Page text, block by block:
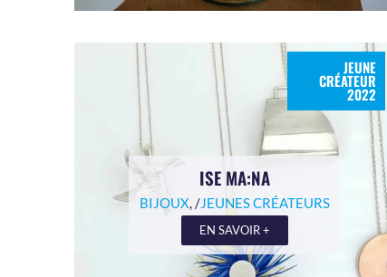
JEUNE
CRÉATEUR
2022
ISE MA:NA
BIJOUX, /JEUNES CRÉATEURS
EN SAVOIR +